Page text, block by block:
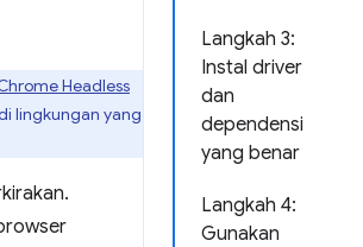
Langkah 3:
Instal driver
dan
dependensi
yang benar
Langkah 4:
Gunakan
Headless
lingkungan yang